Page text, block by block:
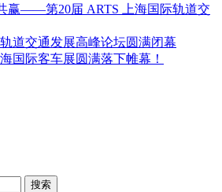
赢——第20届 ARTS 上海国际轨道交
道交通发展高峰论坛圆满闭幕
国际客车展圆满落下帷幕！